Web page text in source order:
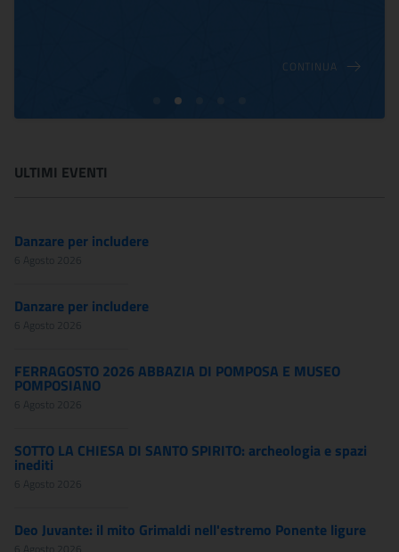
CONTINUA
ULTIMI EVENTI
Danzare per includere
6 Agosto 2026
Danzare per includere
6 Agosto 2026
FERRAGOSTO 2026 ABBAZIA DI POMPOSA E MUSEO
POMPOSIANO
6 Agosto 2026
SOTTO LA CHIESA DI SANTO SPIRITO: archeologia e spazi
inediti
6 Agosto 2026
Deo Juvante: il mito Grimaldi nell'estremo Ponente ligure